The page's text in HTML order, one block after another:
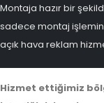
Montaja hazır bir
sadece montaj işlemini
açık hava reklam
Hizmet ettiğimiz